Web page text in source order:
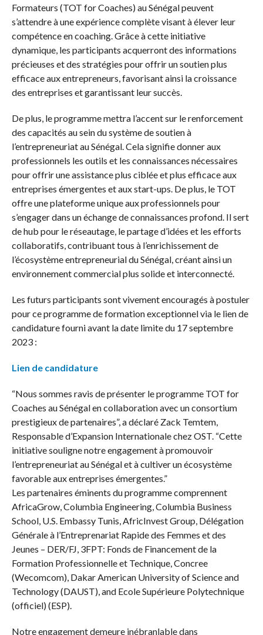
Formateurs (TOT for Coaches) au Sénégal peuvent
s’attendre à une expérience complète visant à élever leur
compétence en coaching. Grâce à cette initiative
dynamique, les participants acquerront des informations
précieuses et des stratégies pour offrir un soutien plus
efficace aux entrepreneurs, favorisant ainsi la croissance
des entreprises et garantissant leur succès.
De plus, le programme mettra l’accent sur le renforcement
des capacités au sein du système de soutien à
l’entrepreneuriat au Sénégal. Cela signifie donner aux
professionnels les outils et les connaissances nécessaires
pour offrir une assistance plus ciblée et plus efficace aux
entreprises émergentes et aux start-ups. De plus, le TOT
offre une plateforme unique aux professionnels pour
s’engager dans un échange de connaissances profond. Il sert
de hub pour le réseautage, le partage d’idées et les efforts
collaboratifs, contribuant tous à l’enrichissement de
l’écosystème entrepreneurial du Sénégal, créant ainsi un
environnement commercial plus solide et interconnecté.
Les futurs participants sont vivement encouragés à postuler
pour ce programme de formation exceptionnel via le lien de
candidature fourni avant la date limite du 17 septembre
2023 :
Lien de candidature
“Nous sommes ravis de présenter le programme TOT for
Coaches au Sénégal en collaboration avec un consortium
prestigieux de partenaires”, a déclaré Zack Temtem,
Responsable d’Expansion Internationale chez OST. “Cette
initiative souligne notre engagement à promouvoir
l’entrepreneuriat au Sénégal et à cultiver un écosystème
favorable aux entreprises émergentes.”
Les partenaires éminents du programme comprennent
AfricaGrow, Columbia Engineering, Columbia Business
School, U.S. Embassy Tunis, AfricInvest Group, Délégation
Générale à l’Entreprenariat Rapide des Femmes et des
Jeunes – DER/FJ, 3FPT: Fonds de Financement de la
Formation Professionnelle et Technique, Concree
(Wecomcom), Dakar American University of Science and
Technology (DAUST), and Ecole Supérieure Polytechnique
(officiel) (ESP).
Notre engagement demeure inébranlable dans